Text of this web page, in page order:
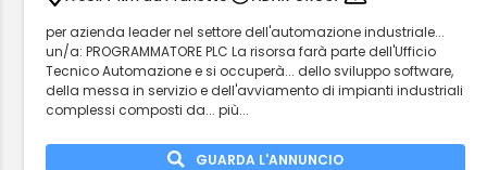
per azienda leader nel settore dell'automazione industriale...
un/a: PROGRAMMATORE PLC La risorsa farà parte dell'Ufficio
Tecnico Automazione e si occuperà... dello sviluppo software,
della messa in servizio e dell'avviamento di impianti industriali
complessi composti da... più...
GUARDA L'ANNUNCIO